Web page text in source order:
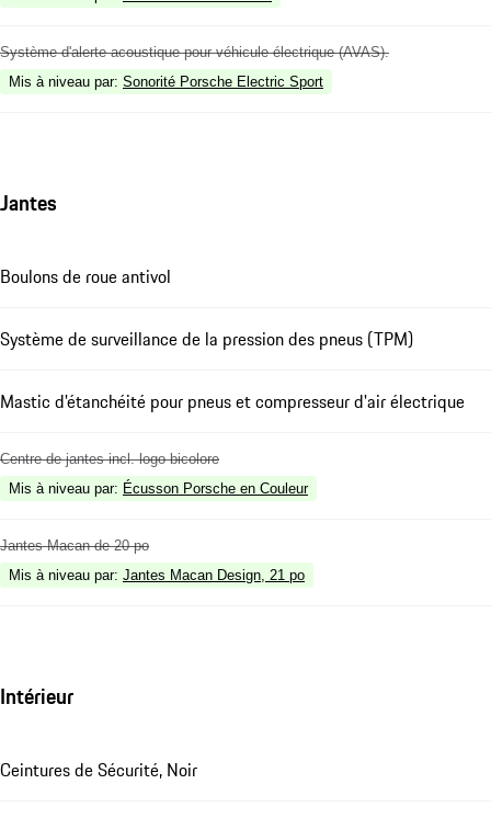
Système d'alerte acoustique pour véhicule électrique (AVAS).
Mis à niveau par: Sonorité Porsche Electric Sport
Jantes
Boulons de roue antivol
Système de surveillance de la pression des pneus (TPM)
Mastic d'étanchéité pour pneus et compresseur d'air électrique
Centre de jantes incl. logo bicolore
Mis à niveau par: Écusson Porsche en Couleur
Jantes Macan de 20 po
Mis à niveau par: Jantes Macan Design, 21 po
Intérieur
Ceintures de Sécurité, Noir